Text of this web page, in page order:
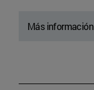
Más información